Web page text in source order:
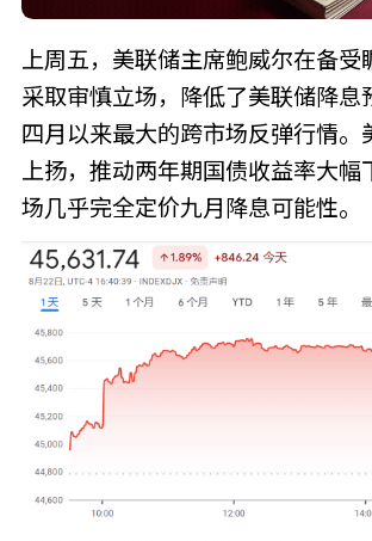
上周五，美联储主席鲍威尔在备受
采取审慎立场，降低了美联储降息
四月以来最大的跨市场反弹行情。
上扬，推动两年期国债收益率大幅
场几乎完全定价九月降息可能性。